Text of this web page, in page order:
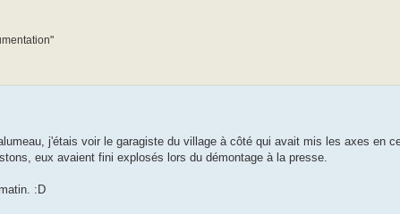
j'étais voir le garagiste du village à côté qui avait mis les axes en
eux avaient fini explosés lors du démontage à la presse.
:D